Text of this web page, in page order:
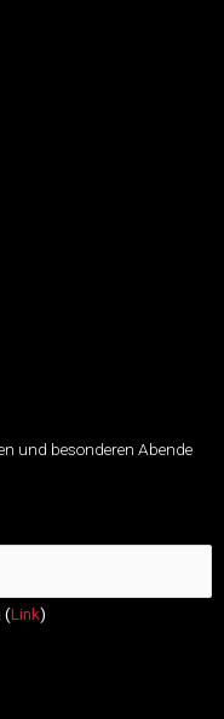
und besonderen Abende
(Link)